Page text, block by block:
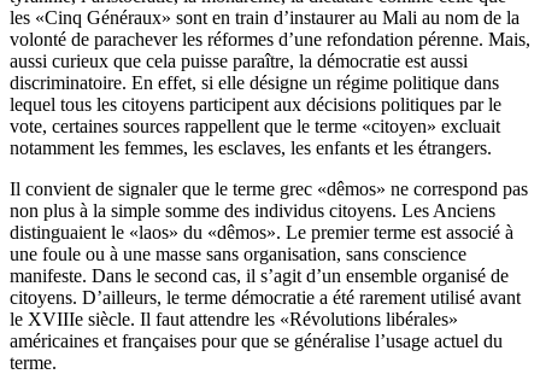
les «Cinq Généraux» sont en train d’instaurer au Mali au nom de la
volonté de parachever les réformes d’une refondation pérenne. Mais,
aussi curieux que cela puisse paraître, la démocratie est aussi
discriminatoire. En effet, si elle désigne un régime politique dans
lequel tous les citoyens participent aux décisions politiques par le
vote, certaines sources rappellent que le terme «citoyen» excluait
notamment les femmes, les esclaves, les enfants et les étrangers.
Il convient de signaler que le terme grec «dêmos» ne correspond pas
non plus à la simple somme des individus citoyens. Les Anciens
distinguaient le «laos» du «dêmos». Le premier terme est associé à
une foule ou à une masse sans organisation, sans conscience
manifeste. Dans le second cas, il s’agit d’un ensemble organisé de
citoyens. D’ailleurs, le terme démocratie a été rarement utilisé avant
le XVIIIe siècle. Il faut attendre les «Révolutions libérales»
américaines et françaises pour que se généralise l’usage actuel du
terme.